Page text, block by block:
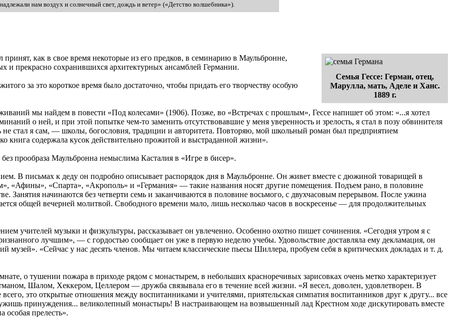
нам воздух и солнечный свет, дождь и ветер» («Детство волшебника»).
Семья Гессе: Герман, отец,
Марулла, мать, Аделе и Ханс.
1889 г.
как в свое время некоторые из его предков, в семинарию в Маульбронне,
и прекрасно сохранившихся архитектурных ансамблей Германии.
за это короткое время было достаточно, чтобы придать его творчеству особую
мы найдем в повести «Под колесами» (1906). Позже, во «Встречах с прошлым», Гессе напишет об этом: «...я хотел
о ней, и при этой попытке чем-то заменить отсутствовавшие у меня уверенность и зрелость, я стал в позу обвинителя
не стал я сам, — школы, богословия, традиции и авторитета. Повторяю, мой школьный роман был предприятием
книга содержала кусок действительно прожитой и выстраданной жизни».
прообраза Маульбронна немыслима Касталия в «Игре в бисер».
В письмах к деду он подробно описывает распорядок дня в Маульбронне. Он живет вместе с дюжиной товарищей в
«Афины», «Спарта», «Акрополь» и «Германия» — такие названия носят другие помещения. Подъем рано, в половине
Занятия начинаются без четверти семь и заканчиваются в половине восьмого, с двухчасовым перерывом. После ужина
общей вечерней молитвой. Свободного времени мало, лишь несколько часов в воскресенье — для продолжительных
учителей музыки и физкультуры, рассказывает он увлеченно. Особенно охотно пишет сочинения. «Сегодня утром я с
лучшим», — с гордостью сообщает он уже в первую неделю учебы. Удовольствие доставляла ему декламация, он
музей». «Сейчас у нас десять членов. Мы читаем классические пьесы Шиллера, пробуем себя в критических докладах и т. д.
о тушении пожара в приходе рядом с монастырем, в небольших красноречивых зарисовках очень метко характеризует
Шалом, Хеккером, Целлером — дружба связывала его в течение всей жизни. «Я весел, доволен, удовлетворен. В
это открытые отношения между воспитанниками и учителями, приятельская симпатия воспитанников друг к другу... все
принуждения... великолепный монастырь! В настраивающем на возвышенный лад Крестном ходе дискутировать вместе
особая прелесть».